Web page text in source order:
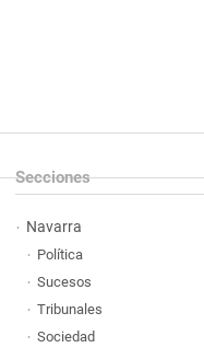
Secciones
Navarra
Política
Sucesos
Tribunales
Sociedad